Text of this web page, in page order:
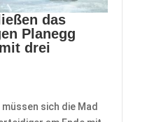
das
Planegg
drei
sich die Mad